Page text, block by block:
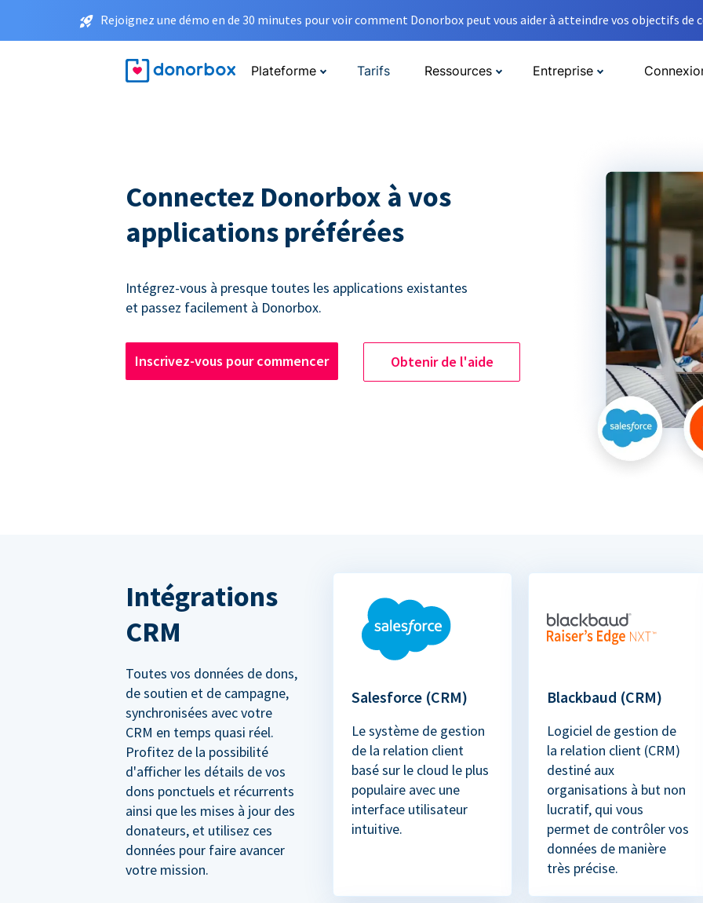
Rejoignez une démo en de 30 minutes pour voir comment Donorbox peut vous aider à atteindre vos objectifs de
Plateforme Tarifs Ressources Entreprise
Connectez Donorbox à vos
applications préférées
Intégrez-vous à presque toutes les applications existantes
et passez facilement à Donorbox.
Inscrivez-vous pour commencer Obtenir de l'aide
Intégrations
CRM
Toutes vos données de dons,
de soutien et de campagne,
synchronisées avec votre
CRM en temps quasi réel.
Profitez de la possibilité
d'afficher les détails de vos
dons ponctuels et récurrents
ainsi que les mises à jour des
donateurs, et utilisez ces
données pour faire avancer
votre mission.
Salesforce (CRM)
Le système de gestion
de la relation client
basé sur le cloud le plus
populaire avec une
interface utilisateur
intuitive.
Blackbaud (CRM)
Logiciel de gestion de
la relation client (CRM)
destiné aux
organisations à but non
lucratif, qui vous
permet de contrôler vos
données de manière
très précise.